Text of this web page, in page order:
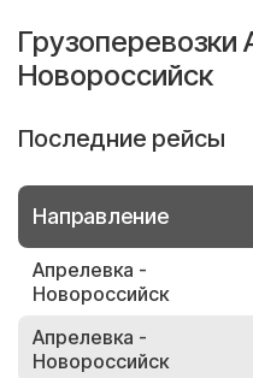
Грузоперевозки
Новороссийск
Последние рейсы
Направление
Апрелевка -
Новороссийск
Апрелевка -
Новороссийск